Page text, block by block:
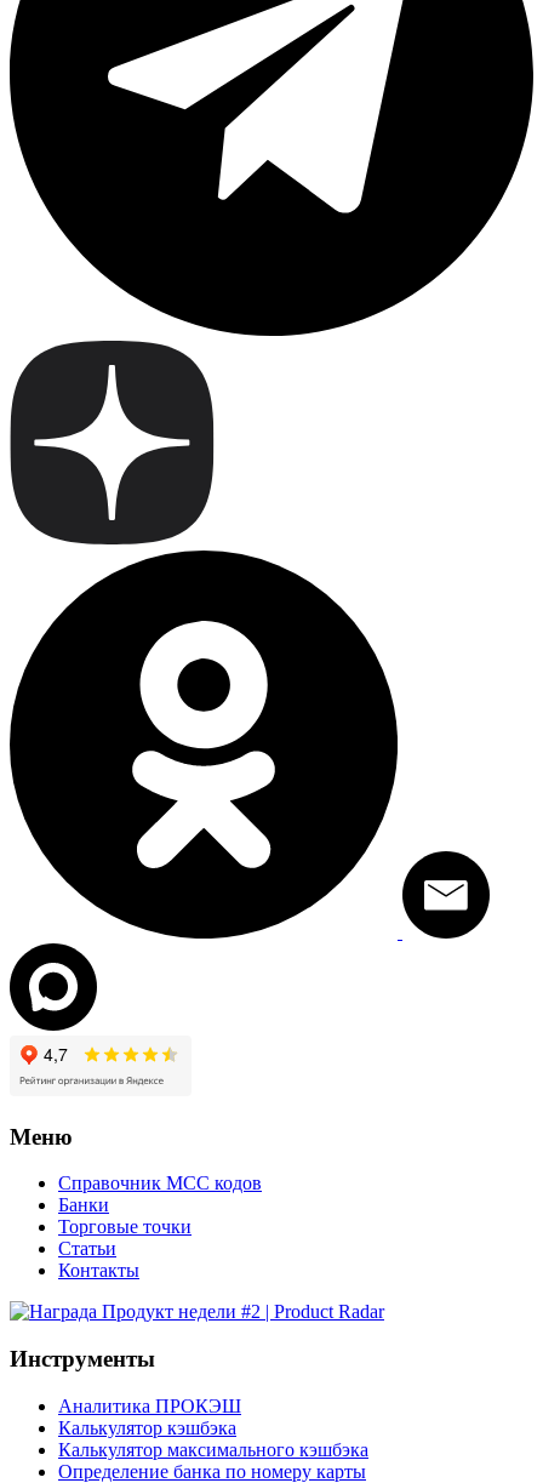
Меню
Справочник MCC кодов
Банки
Торговые точки
Статьи
Контакты
Инструменты
Аналитика ПРОКЭШ
Калькулятор кэшбэка
Калькулятор максимального кэшбэка
Определение банка по номеру карты